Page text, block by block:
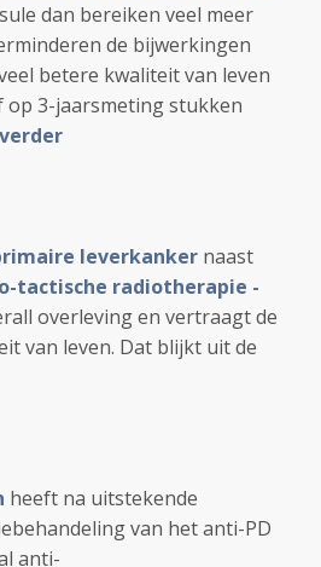
dan bereiken veel meer
de bijwerkingen
betere kwaliteit van leven
op 3-jaarsmeting stukken
leverkanker naast
tactische radiotherapie -
overleving en vertraagt de
van leven. Dat blijkt uit de
heeft na uitstekende
van het anti-PD
anti-